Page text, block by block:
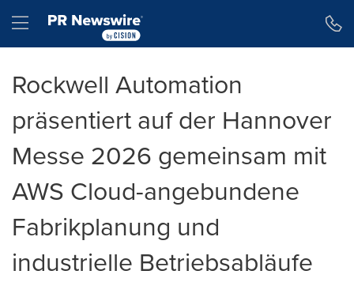
Hamburger menu
Rockwell Automation
präsentiert auf der Hannover
Messe 2026 gemeinsam mit
AWS Cloud-angebundene
Fabrikplanung und
industrielle Betriebsabläufe